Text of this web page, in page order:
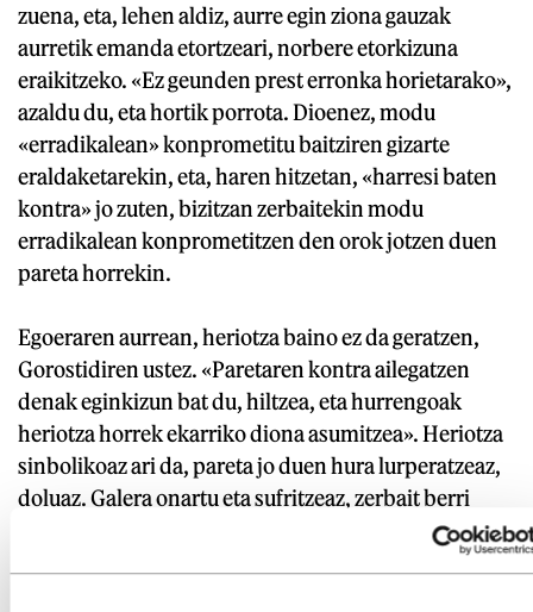
zuena, eta, lehen aldiz, aurre egin ziona gauzak
aurretik emanda etortzeari, norbere etorkizuna
eraikitzeko. «Ez geunden prest erronka horietarako»,
azaldu du, eta hortik porrota. Dioenez, modu
«erradikalean» konprometitu baitziren gizarte
eraldaketarekin, eta, haren hitzetan, «harresi baten
kontra» jo zuten, bizitzan zerbaitekin modu
erradikalean konprometitzen den orok jotzen duen
pareta horrekin.
Egoeraren aurrean, heriotza baino ez da geratzen,
Gorostidiren ustez. «Paretaren kontra ailegatzen
denak eginkizun bat du, hiltzea, eta hurrengoak
heriotza horrek ekarriko diona asumitzea». Heriotza
sinbolikoaz ari da, pareta jo duen hura lurperatzeaz,
doluaz. Galera onartu eta sufritzeaz, zerbait berri
sortuko bada. «Zaila da, baina eginkizun bakarra da.